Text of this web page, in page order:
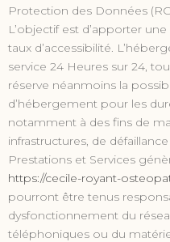
Protection des Données
L’objectif est d’apporter
taux d’accessibilité.
service 24 Heures sur 24,
réserve néanmoins la
d’hébergement pour les
notamment à des fins de
infrastructures, de
Prestations et Services
https://cecile-royant-
pourront être tenus
dysfonctionnement du
téléphoniques ou du